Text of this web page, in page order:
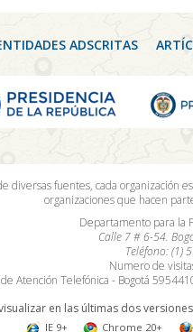
ADSCRITAS
diversas fuentes, cada organización
organizaciones que hacen
Departamento para la
Calle 7 # 6-54.
Teléfono: (1)
Numero de
Atención Telefónica - Bogotá
en las últimas dos
IE 9+ Chrome 20+